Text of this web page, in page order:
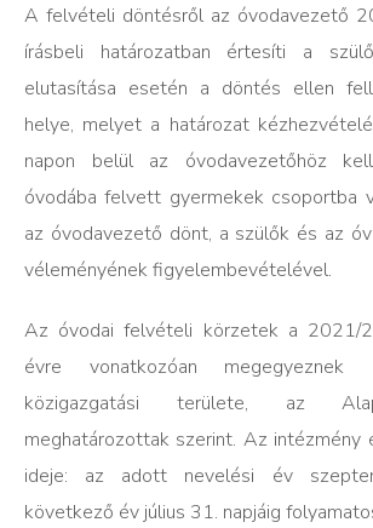
A felvételi döntésről az óvodavezető
írásbeli határozatban értesíti a
elutasítása esetén a döntés ellen
helye, melyet a határozat
napon belül az óvodavezetőhöz
óvodába felvett gyermekek csoportba
az óvodavezető dönt, a szülők és az
véleményének figyelembevételével.
Az óvodai felvételi körzetek a 2021/
évre vonatkozóan megegyeznek
közigazgatási területe, az
meghatározottak szerint. Az intézmény
ideje: az adott nevelési év
következő év július 31. napjáig